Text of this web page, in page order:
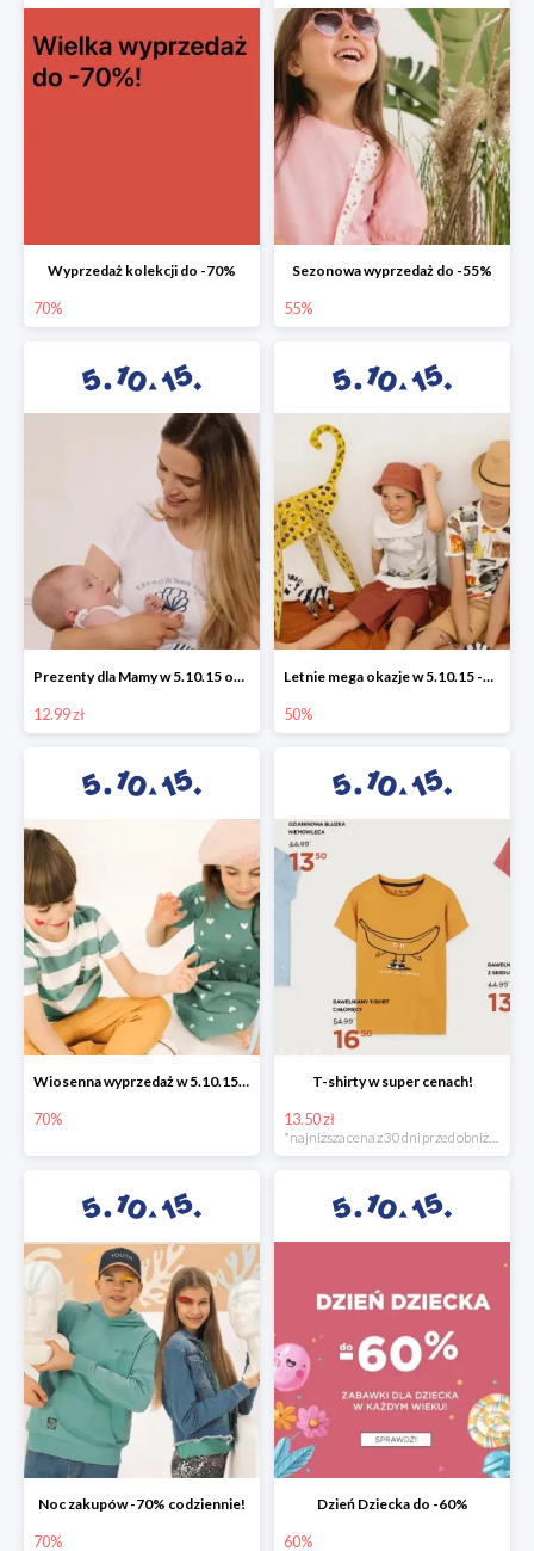
Wyprzedaż kolekcji do -70%
70%
Sezonowa wyprzedaż do -55%
55%
Prezenty dla Mamy w 5.10.15 od 12,99 zł
12.99 zł
Letnie mega okazje w 5.10.15 -50%
50%
Wiosenna wyprzedaż w 5.10.15 -70%
70%
T-shirty w super cenach!
13.50 zł
*najniższa cena z 30 dni przed obniżką
Noc zakupów -70% codziennie!
70%
Dzień Dziecka do -60%
60%